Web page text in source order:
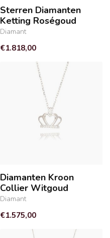
Sterren Diamanten
Ketting Roségoud
Diamant
€1.818,00
Diamanten Kroon
Collier Witgoud
Diamant
€1.575,00